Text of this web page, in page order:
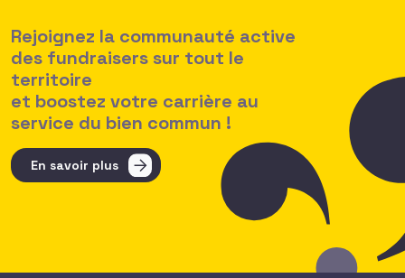
Rejoignez la communauté active
des fundraisers sur tout le
territoire
et boostez votre carrière au
service du bien commun !
En savoir plus